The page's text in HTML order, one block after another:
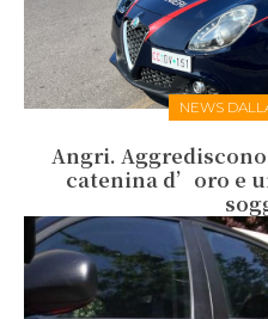
NEWS
Angri.
catenina d’oro e